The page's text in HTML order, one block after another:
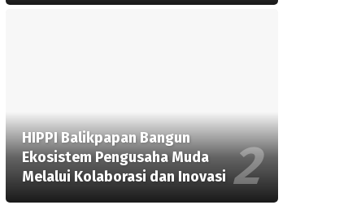
HIPPI Balikpapan Bangun
Ekosistem Pengusaha Muda
Melalui Kolaborasi dan Inovasi